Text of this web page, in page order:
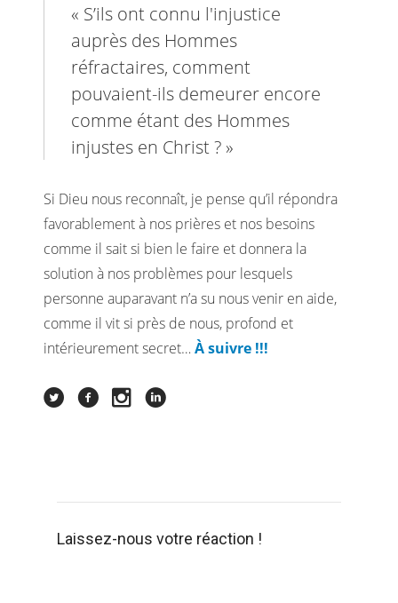
« S’ils ont connu l'injustice
auprès des Hommes
réfractaires, comment
pouvaient-ils demeurer encore
comme étant des Hommes
injustes en Christ ? »
Si Dieu nous reconnaît, je pense qu’il répondra
favorablement à nos prières et nos besoins
comme il sait si bien le faire et donnera la
solution à nos problèmes pour lesquels
personne auparavant n’a su nous venir en aide,
comme il vit si près de nous, profond et
intérieurement secret… À suivre !!!
Laissez-nous votre réaction !